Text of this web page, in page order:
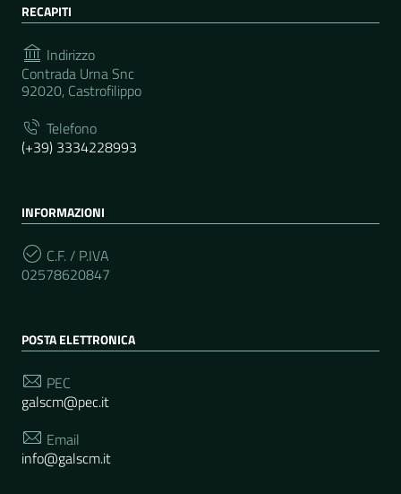
RECAPITI
Indirizzo
Contrada Urna Snc
92020, Castrofilippo
Telefono
(+39) 3334228993
INFORMAZIONI
C.F. / P.IVA
02578620847
POSTA ELETTRONICA
PEC
galscm@pec.it
Email
info@galscm.it